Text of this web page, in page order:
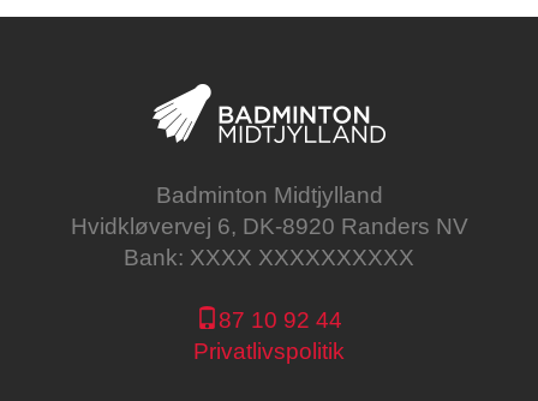
Badminton Midtjylland
Hvidkløvervej 6, DK-8920 Randers NV
Bank: XXXX XXXXXXXXXX
87 10 92 44
Privatlivspolitik